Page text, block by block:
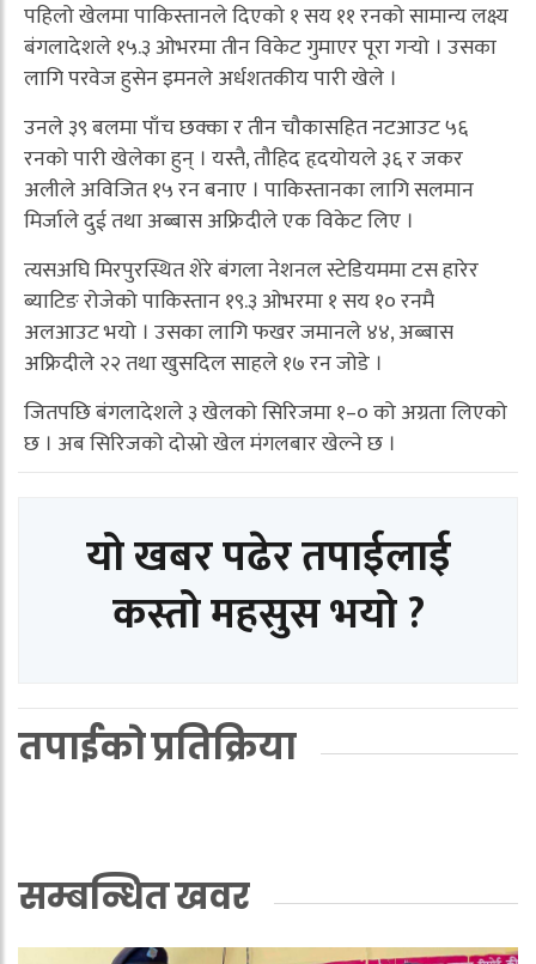
पहिलो खेलमा पाकिस्तानले दिएको १ सय ११ रनको सामान्य लक्ष्य
बंगलादेशले १५.३ ओभरमा तीन विकेट गुमाएर पूरा गर्‍यो । उसका
लागि परवेज हुसेन इमनले अर्धशतकीय पारी खेले ।
उनले ३९ बलमा पाँच छक्का र तीन चौकासहित नटआउट ५६
रनको पारी खेलेका हुन् । यस्तै, तौहिद हृदयोयले ३६ र जकर
अलीले अविजित १५ रन बनाए । पाकिस्तानका लागि सलमान
मिर्जाले दुई तथा अब्बास अफ्रिदीले एक विकेट लिए ।
त्यसअघि मिरपुरस्थित शेरे बंगला नेशनल स्टेडियममा टस हारेर
ब्याटिङ रोजेको पाकिस्तान १९.३ ओभरमा १ सय १० रनमै
अलआउट भयो । उसका लागि फखर जमानले ४४, अब्बास
अफ्रिदीले २२ तथा खुसदिल साहले १७ रन जोडे ।
जितपछि बंगलादेशले ३ खेलको सिरिजमा १–० को अग्रता लिएको
छ । अब सिरिजको दोस्रो खेल मंगलबार खेल्ने छ ।
यो खबर पढेर तपाईलाई
कस्तो महसुस भयो ?
तपाईको प्रतिक्रिया
सम्बन्धित खवर